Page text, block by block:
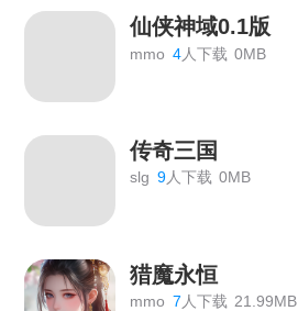
仙侠神域0.1版
mmo 4人下载 0MB
传奇三国
slg 9人下载 0MB
猎魔永恒
mmo 7 人下载 21.99MB